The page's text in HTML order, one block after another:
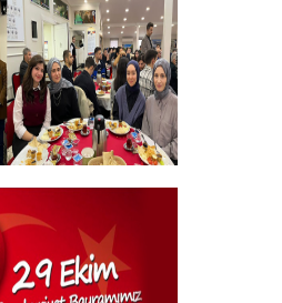
+
öğrencilerimizle
+